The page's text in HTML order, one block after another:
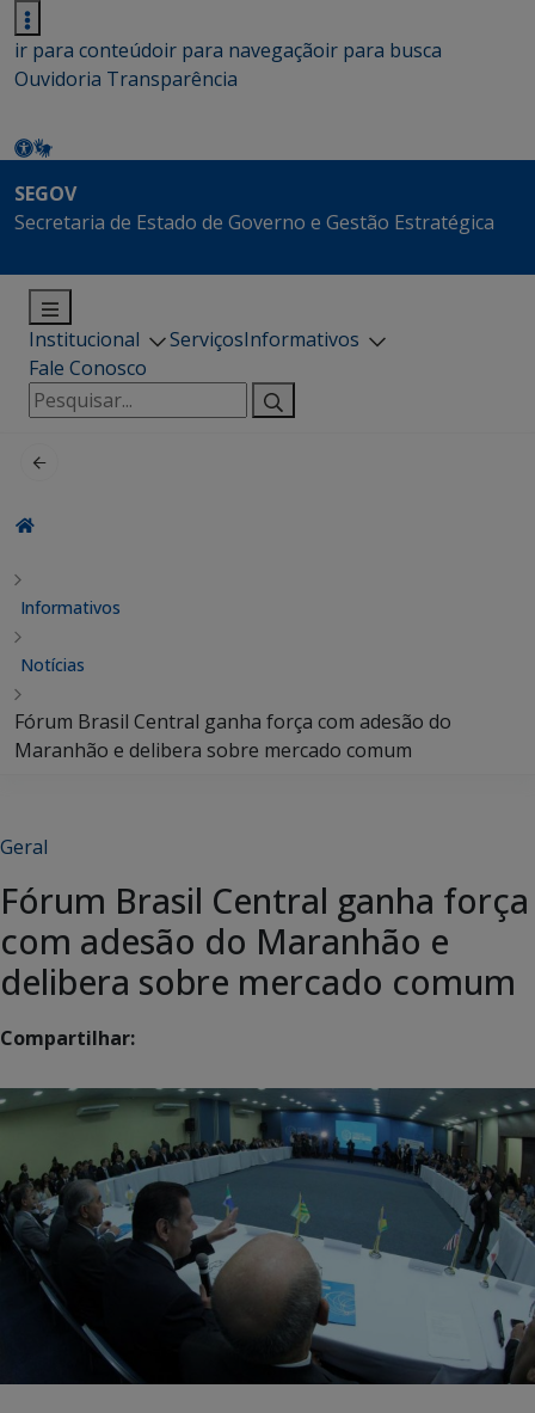
ir para conteúdoir para navegaçãoir para busca
Ouvidoria Transparência
SEGOV
Secretaria de Estado de Governo e Gestão Estratégica
Institucional ServiçosInformativos
Fale Conosco
Pesquisar
por:
Informativos
Notícias
Fórum Brasil Central ganha força com adesão do
Maranhão e delibera sobre mercado comum
Geral
Fórum Brasil Central ganha força
com adesão do Maranhão e
delibera sobre mercado comum
Compartilhar: